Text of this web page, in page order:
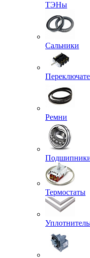
ТЭНы
Сальники
Ремни
Термостаты